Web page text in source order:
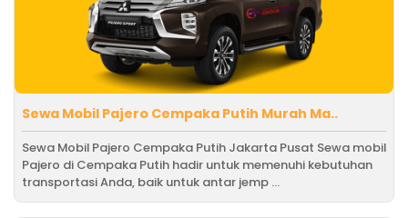
Sewa Mobil Pajero Cempaka Putih Murah Ma..
Sewa Mobil Pajero Cempaka Putih Jakarta Pusat Sewa mobil
Pajero di Cempaka Putih hadir untuk memenuhi kebutuhan
transportasi Anda, baik untuk antar jemp ...